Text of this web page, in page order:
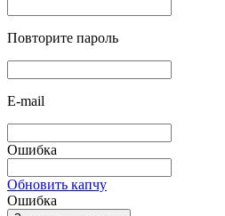
Повторите пароль
E-mail
Ошибка
Обновить капчу
Ошибка